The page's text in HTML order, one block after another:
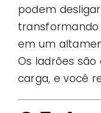
podem
em um
Os ladrões
carga, e você